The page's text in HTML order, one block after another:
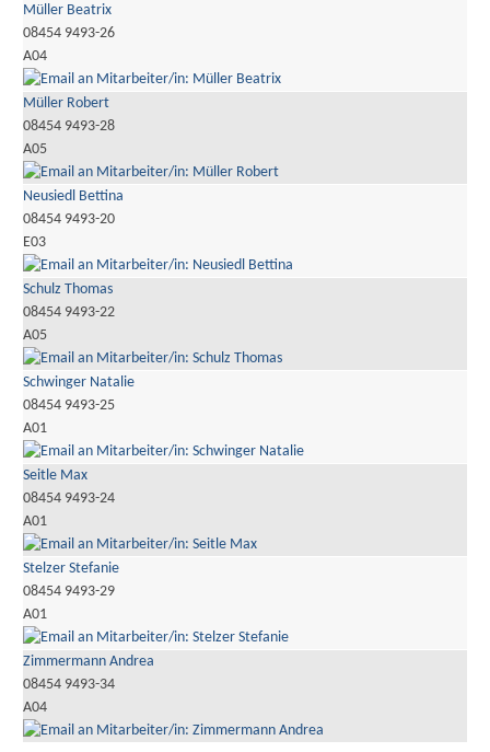
Müller Beatrix
08454 9493-26
A04
Müller Robert
08454 9493-28
A05
Neusiedl Bettina
08454 9493-20
E03
Schulz Thomas
08454 9493-22
A05
Schwinger Natalie
08454 9493-25
A01
Seitle Max
08454 9493-24
A01
Stelzer Stefanie
08454 9493-29
A01
Zimmermann Andrea
08454 9493-34
A04